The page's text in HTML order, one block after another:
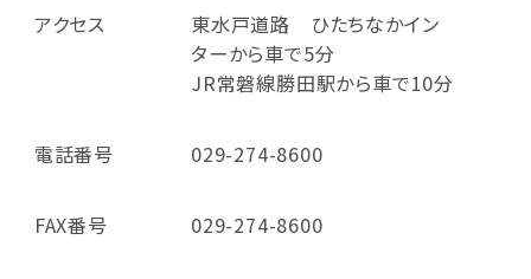
アクセス
東水戸道路 ひたちなかイン
ターから車で5分
JR常磐線勝田駅から車で10分
電話番号 029-274-8600
FAX番号 029-274-8600